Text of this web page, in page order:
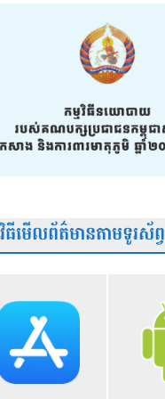
ធីមើលព័ត៌មានតាមទូរស័ព្វ